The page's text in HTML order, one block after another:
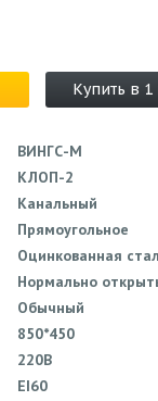
Купить в 1
ВИНГС-М
КЛОП-2
Канальный
Прямоугольное
Оцинкованная
Нормально
Обычный
850*450
220В
EI60